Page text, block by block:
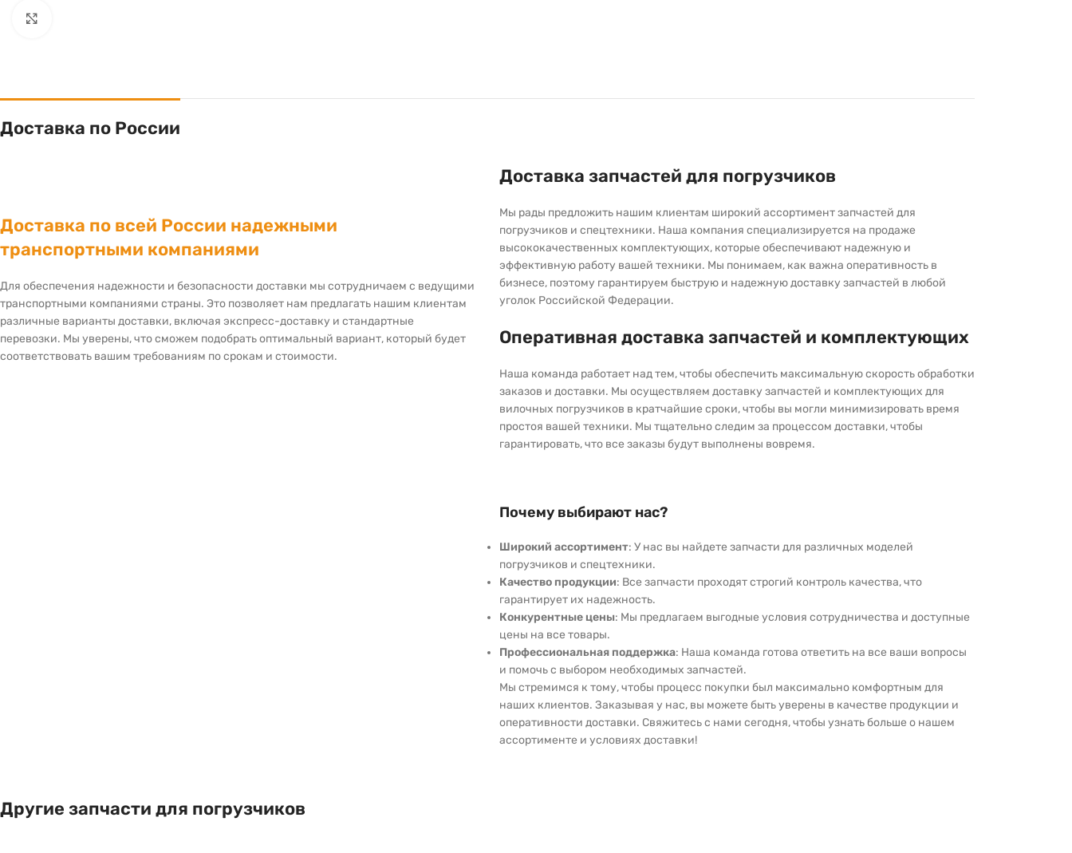
Доставка по России
Доставка по всей России надежными
транспортными компаниями
Для обеспечения надежности и безопасности доставки мы сотрудничаем с ведущими
транспортными компаниями страны. Это позволяет нам предлагать нашим клиентам
различные варианты доставки, включая экспресс-доставку и стандартные
перевозки. Мы уверены, что сможем подобрать оптимальный вариант, который будет
соответствовать вашим требованиям по срокам и стоимости.
Доставка запчастей для погрузчиков
Мы рады предложить нашим клиентам широкий ассортимент запчастей для
погрузчиков и спецтехники. Наша компания специализируется на продаже
высококачественных комплектующих, которые обеспечивают надежную и
эффективную работу вашей техники. Мы понимаем, как важна оперативность в
бизнесе, поэтому гарантируем быструю и надежную доставку запчастей в любой
уголок Российской Федерации.
Оперативная доставка запчастей и комплектующих
Наша команда работает над тем, чтобы обеспечить максимальную скорость обработки
заказов и доставки. Мы осуществляем доставку запчастей и комплектующих для
вилочных погрузчиков в кратчайшие сроки, чтобы вы могли минимизировать время
простоя вашей техники. Мы тщательно следим за процессом доставки, чтобы
гарантировать, что все заказы будут выполнены вовремя.
Почему выбирают нас?
Широкий ассортимент: У нас вы найдете запчасти для различных моделей
погрузчиков и спецтехники.
Качество продукции: Все запчасти проходят строгий контроль качества, что
гарантирует их надежность.
Конкурентные цены: Мы предлагаем выгодные условия сотрудничества и доступные
цены на все товары.
Профессиональная поддержка: Наша команда готова ответить на все ваши вопросы
и помочь с выбором необходимых запчастей.
Мы стремимся к тому, чтобы процесс покупки был максимально комфортным для
наших клиентов. Заказывая у нас, вы можете быть уверены в качестве продукции и
оперативности доставки. Свяжитесь с нами сегодня, чтобы узнать больше о нашем
ассортименте и условиях доставки!
Другие запчасти для погрузчиков